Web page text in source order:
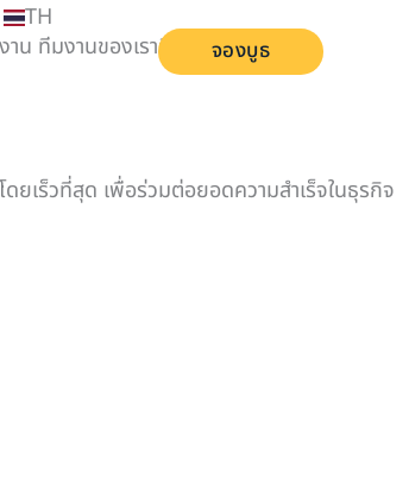
จองบูธ
ทีมงานของเรายินดีให้บริการเพื่อ
เร็วที่สุด เพื่อร่วมต่อยอดความสำเร็จในธุรกิจ
TH